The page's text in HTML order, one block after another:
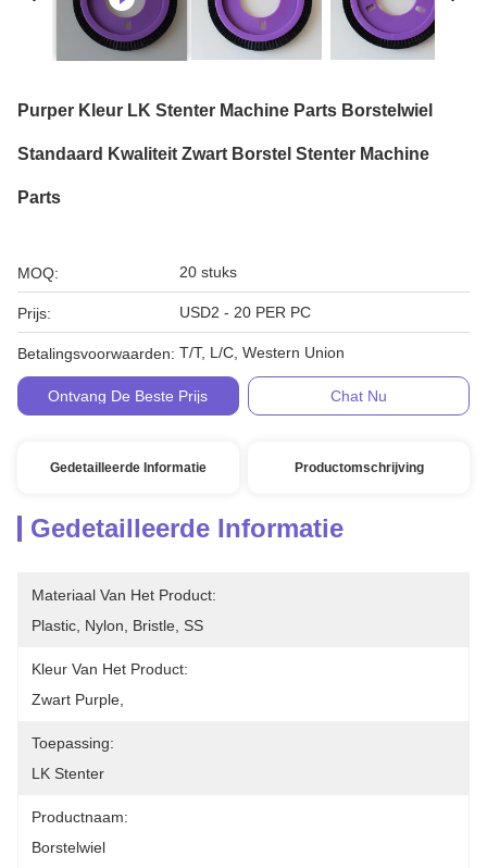
Purper Kleur LK Stenter Machine Parts Borstelwiel
Standaard Kwaliteit Zwart Borstel Stenter Machine
Parts
MOQ: 20 stuks
Prijs: USD2 - 20 PER PC
Betalingsvoorwaarden: T/T, L/C, Western Union
Ontvang De Beste Prijs Chat Nu
Gedetailleerde Informatie Productomschrijving
Gedetailleerde Informatie
Materiaal Van Het Product:
Plastic, Nylon, Bristle, SS
Kleur Van Het Product:
Zwart Purple,
Toepassing:
LK Stenter
Productnaam:
Borstelwiel